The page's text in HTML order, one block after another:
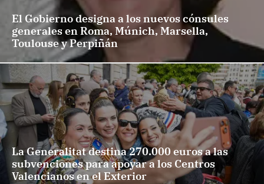
El Gobierno designa a los nuevos cónsules
generales en Roma, Múnich, Marsella,
Toulouse y Perpiñán
La Generalitat destina 270.000 euros a las
subvenciones para apoyar a los Centros
Valencianos en el Exterior